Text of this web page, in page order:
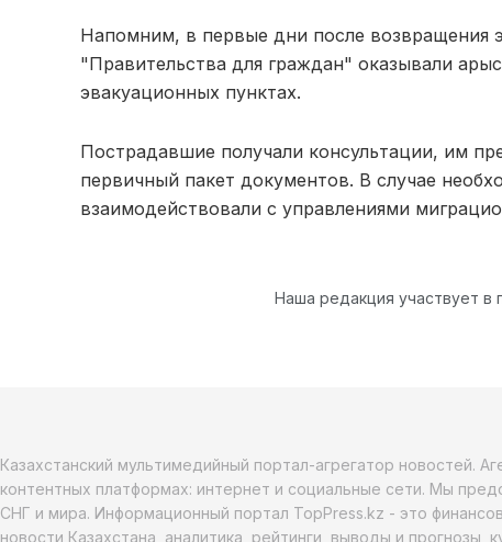
Напомним, в первые дни после возвращения
"Правительства для граждан" оказывали
эвакуационных пунктах.
Пострадавшие получали консультации, им
первичный пакет документов. В случае
взаимодействовали с управлениями
Наша редакция участвует в
Казахстанский мультимедийный портал-агрегатор новостей.
контентных платформах: интернет и социальные сети. Мы
СНГ и мира. Информационный портал TopPress.kz - это
новости Казахстана, аналитика, рейтинги, выводы и прогнозы,